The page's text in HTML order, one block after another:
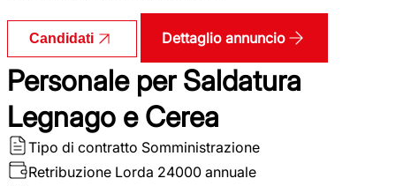
Candidati Dettaglio annuncio
Personale per Saldatura
Legnago e Cerea
Tipo di contratto Somministrazione
Retribuzione Lorda 24000 annuale